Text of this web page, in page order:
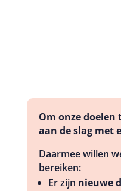
Om onze
aan de slag met
Daarmee willen
bereiken:
Er zijn nieuwe